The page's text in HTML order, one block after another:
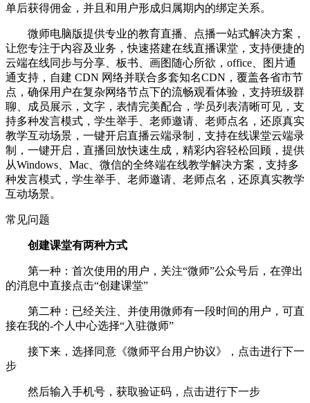
单后获得佣金，并且和用户形成归属期内的绑定关系。
微师电脑版提供专业的教育直播、点播一站式解决方案，
让您专注于内容及业务，快速搭建在线直播课堂，支持便捷的
云端在线同步与分享、板书、画图随心所欲，office、图片通
通支持，自建 CDN 网络并联合多套知名CDN，覆盖各省市节
点，确保用户在复杂网络节点下的流畅观看体验，支持班级群
聊、成员展示，文字，表情完美配合，学员列表清晰可见，支
持多种发言模式，学生举手、老师邀请、老师点名，还原真实
教学互动场景，一键开启直播云端录制，支持在线课堂云端录
制，一键开启，直播回放快速生成，精彩内容轻松回顾，提供
从Windows、Mac、微信的全终端在线教学解决方案，支持多
种发言模式，学生举手、老师邀请、老师点名，还原真实教学
互动场景。
常见问题
创建课堂有两种方式
第一种：首次使用的用户，关注“微师”公众号后，在弹出
的消息中直接点击“创建课堂”
第二种：已经关注、并使用微师有一段时间的用户，可直
接在我的-个人中心选择“入驻微师”
接下来，选择同意《微师平台用户协议》，点击进行下一
步
然后输入手机号，获取验证码，点击进行下一步